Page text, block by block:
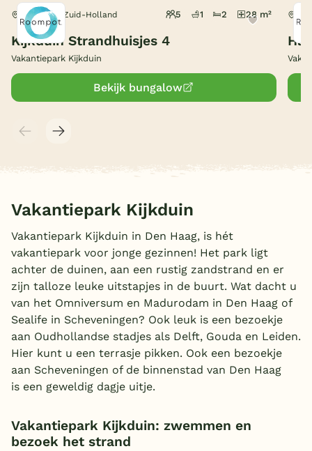
Den Haag, Zuid-Holland 5 1 2 28 m²
Kijkduin Strandhuisjes 4
Vakantiepark Kijkduin
Bekijk bungalow
Vakantiepark Kijkduin
Vakantiepark Kijkduin in Den Haag, is hét
vakantiepark voor jonge gezinnen! Het park ligt
achter de duinen, aan een rustig zandstrand en er
zijn talloze leuke uitstapjes in de buurt. Wat dacht u
van het Omniversum en Madurodam in Den Haag of
Sealife in Scheveningen? Ook leuk is een bezoekje
aan Oudhollandse stadjes als Delft, Gouda en Leiden.
Hier kunt u een terrasje pikken. Ook een bezoekje
aan Scheveningen of de binnenstad van Den Haag
is een geweldig dagje uitje.
Vakantiepark Kijkduin: zwemmen en
bezoek het strand